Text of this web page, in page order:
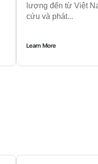
lượng đến từ Việt
cứu và phát...
Learn More